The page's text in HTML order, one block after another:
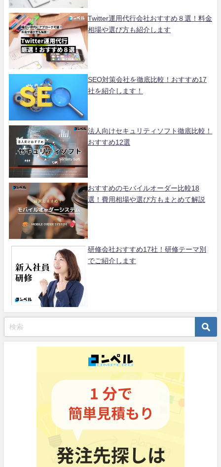
Twitter運用代行会社おすすめ８選！料金
相場や選び方も紹介します
SEO対策会社を徹底比較！おすすめ17
社を紹介します！
法人向けセキュリティソフト徹底比較！
おすすめ12選
おすすめのモバイルオーダー比較18
選！費用相場や選び方もまとめて解説
研修会社おすすめ17社！研修テーマ別
でご紹介します